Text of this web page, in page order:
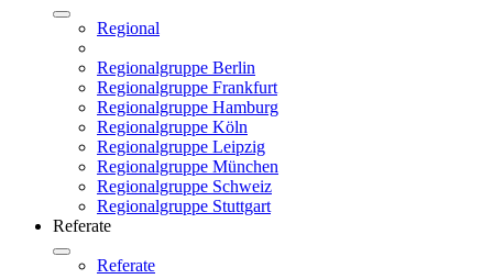
Regional
Regionalgruppe Berlin
Regionalgruppe Frankfurt
Regionalgruppe Hamburg
Regionalgruppe Köln
Regionalgruppe Leipzig
Regionalgruppe München
Regionalgruppe Schweiz
Regionalgruppe Stuttgart
Referate
Referate